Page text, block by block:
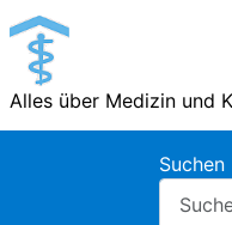
Alles über Medizin und
Suchen